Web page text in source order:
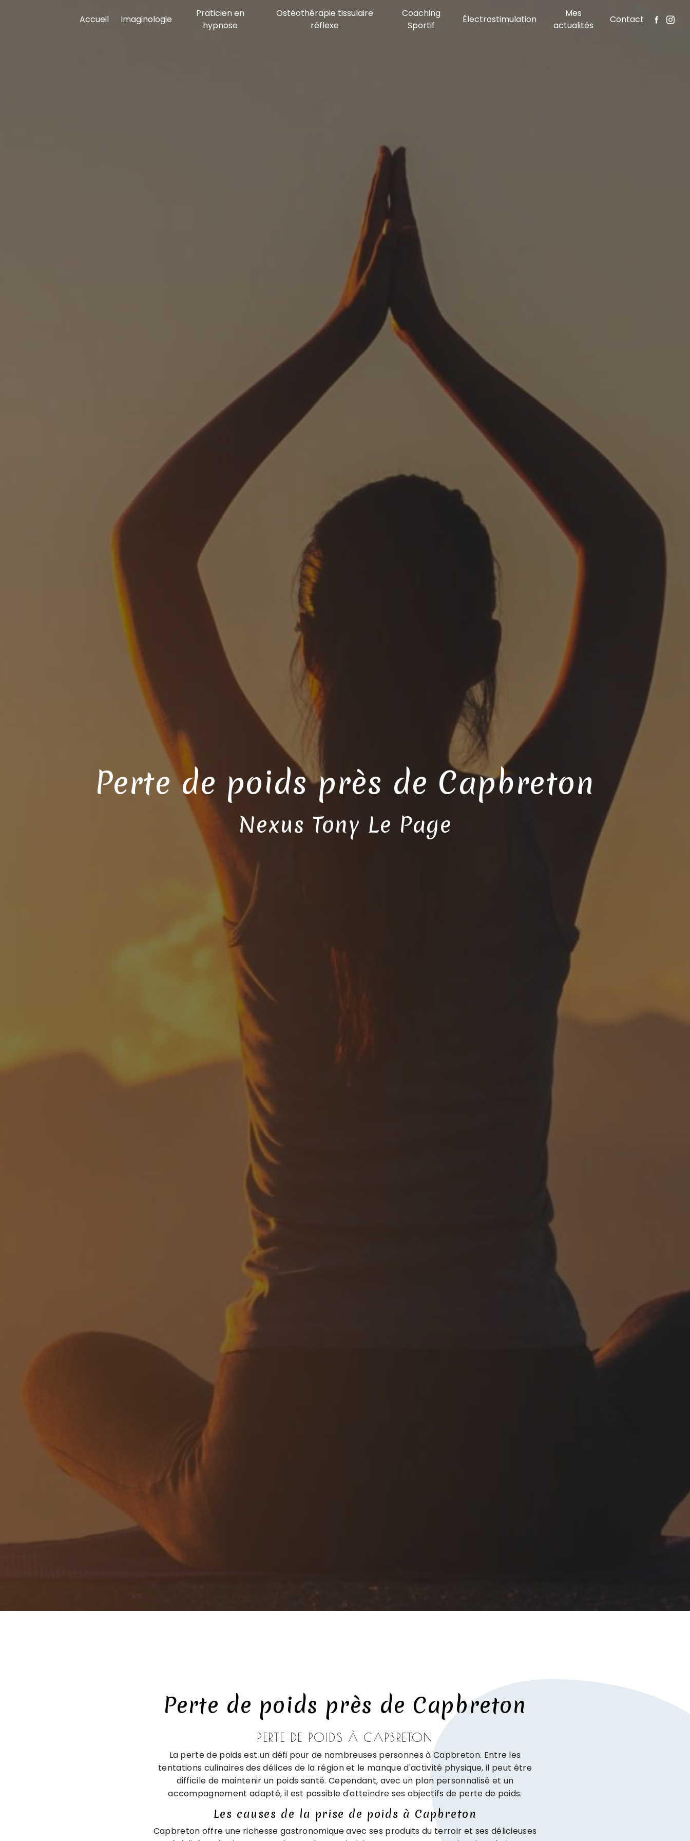
Accueil Imaginologie
Praticien en
hypnose
Ostéothérapie tissulaire
réflexe
Coaching
Sportif
Électrostimulation
Mes
actualités
Contact
Perte de poids près de Capbreton
Nexus Tony Le Page
Perte de poids près de Capbreton
PERTE DE POIDS À CAPBRETON
La perte de poids est un défi pour de nombreuses personnes à Capbreton. Entre les
tentations culinaires des délices de la région et le manque d'activité physique, il peut être
difficile de maintenir un poids santé. Cependant, avec un plan personnalisé et un
accompagnement adapté, il est possible d'atteindre ses objectifs de perte de poids.
Les causes de la prise de poids à Capbreton
Capbreton offre une richesse gastronomique avec ses produits du terroir et ses délicieuses